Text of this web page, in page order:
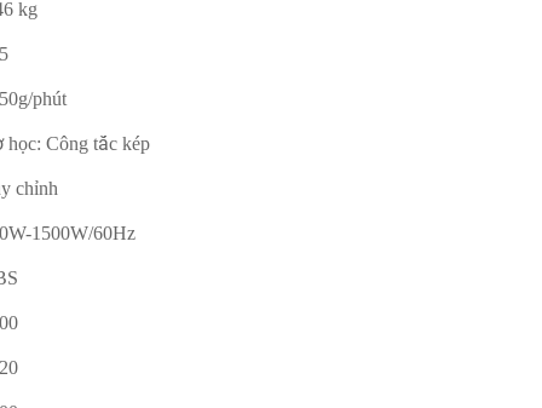
kg
phút
học: Công tắc kép
chỉnh
1500W/60Hz